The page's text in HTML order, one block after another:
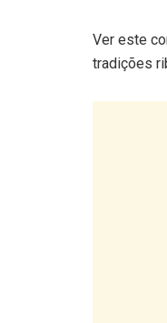
Ver este
tradições